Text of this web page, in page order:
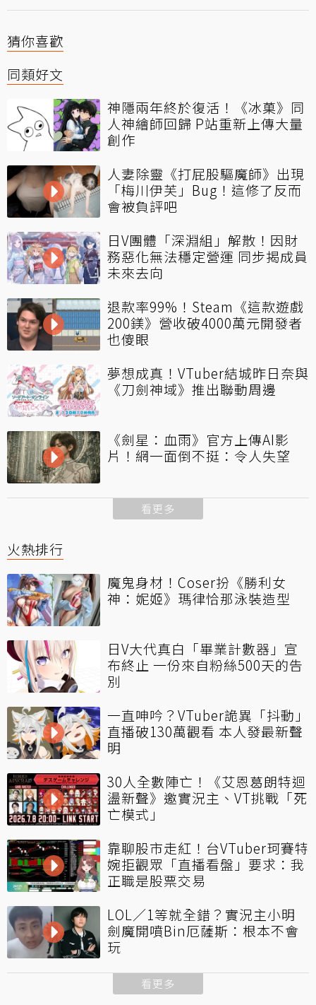
猜你喜歡
同類好文
神隱兩年終於復活！《冰菓》同
人神繪師回歸 P站重新上傳大量
創作
人妻除靈《打屁股驅魔師》出現
「梅川伊芙」Bug！這修了反而
會被負評吧
日V團體「深淵組」解散！因財
務惡化無法穩定營運 同步揭成員
未來去向
退款率99%！Steam《這款遊戲
200鎂》營收破4000萬元開發者
也傻眼
夢想成真！VTuber結城昨日奈與
《刀劍神域》推出聯動周邊
《劍星：血雨》官方上傳AI影
片！網一面倒不挺：令人失望
看更多
火熱排行
魔鬼身材！Coser扮《勝利女
神：妮姬》瑪律恰那泳裝造型
日V大代真白「畢業計數器」宣
布終止 一份來自粉絲500天的告
別
一直呻吟？VTuber詭異「抖動」
直播破130萬觀看 本人發最新聲
明
30人全數陣亡！《艾恩葛朗特迴
盪新聲》邀實況主、VT挑戰「死
亡模式」
靠聊股市走紅！台VTuber珂賽特
婉拒觀眾「直播看盤」要求：我
正職是股票交易
LOL／1等就全錯？實況主小明
劍魔開噴Bin厄薩斯：根本不會
玩
看更多